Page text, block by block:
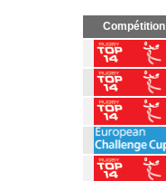
Compétition